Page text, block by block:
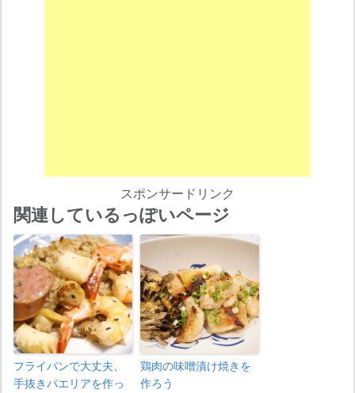
スポンサードリンク
関連しているっぽいページ
フライパンで大丈夫、
手抜きパエリアを作っ
鶏肉の味噌漬け焼きを
作ろう